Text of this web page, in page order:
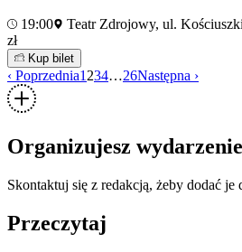
19:00 Teatr Zdrojowy, ul.
zł
Kup bilet
‹ Poprzednia1 234…26Następna ›
Organizujesz
Skontaktuj się z redakcją, żeby dodać je
Przeczytaj